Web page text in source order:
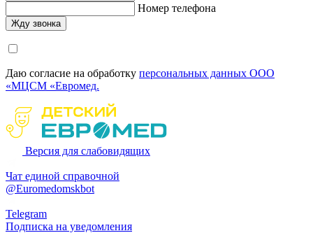
Номер телефона
Даю согласие на обработку персональных данных ООО
«МЦСМ «Евромед.
Версия для слабовидящих
Чат единой справочной
@Euromedomskbot
Telegram
Подписка на уведомления